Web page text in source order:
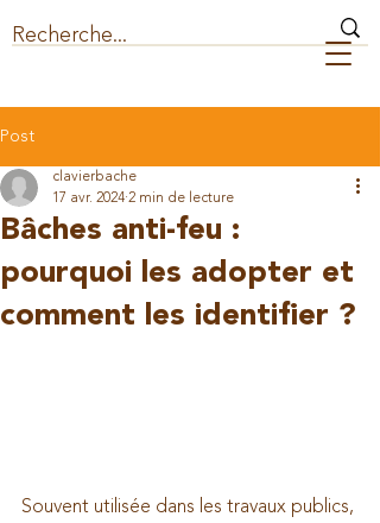
Post
Bâches anti-feu :
pourquoi les adopter et
comment les identifier ?
clavierbache
17 avr. 2024 2 min de lecture
Souvent utilisée dans les travaux publics,